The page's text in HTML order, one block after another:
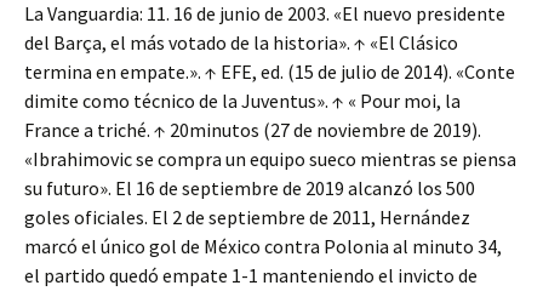
La Vanguardia: 11. 16 de junio de 2003. «El nuevo presidente
del Barça, el más votado de la historia». ↑ «El Clásico
termina en empate.». ↑ EFE, ed. (15 de julio de 2014). «Conte
dimite como técnico de la Juventus». ↑ « Pour moi, la
France a triché. ↑ 20minutos (27 de noviembre de 2019).
«Ibrahimovic se compra un equipo sueco mientras se piensa
su futuro». El 16 de septiembre de 2019 alcanzó los 500
goles oficiales. El 2 de septiembre de 2011, Hernández
marcó el único gol de México contra Polonia al minuto 34,
el partido quedó empate 1-1 manteniendo el invicto de